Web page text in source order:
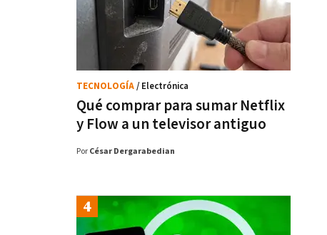
Qué comprar para sumar Netflix
y Flow a un televisor antiguo
TECNOLOGÍA/ Electrónica
Por César Dergarabedian